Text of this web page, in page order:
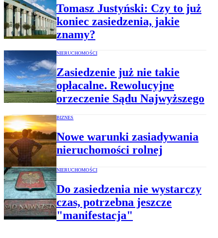
Tomasz Justyński: Czy to już
koniec zasiedzenia, jakie
znamy?
NIERUCHOMOŚCI
Zasiedzenie już nie takie
opłacalne. Rewolucyjne
orzeczenie Sądu Najwyższego
BIZNES
Nowe warunki zasiadywania
nieruchomości rolnej
NIERUCHOMOŚCI
Do zasiedzenia nie wystarczy
czas, potrzebna jeszcze
"manifestacja"